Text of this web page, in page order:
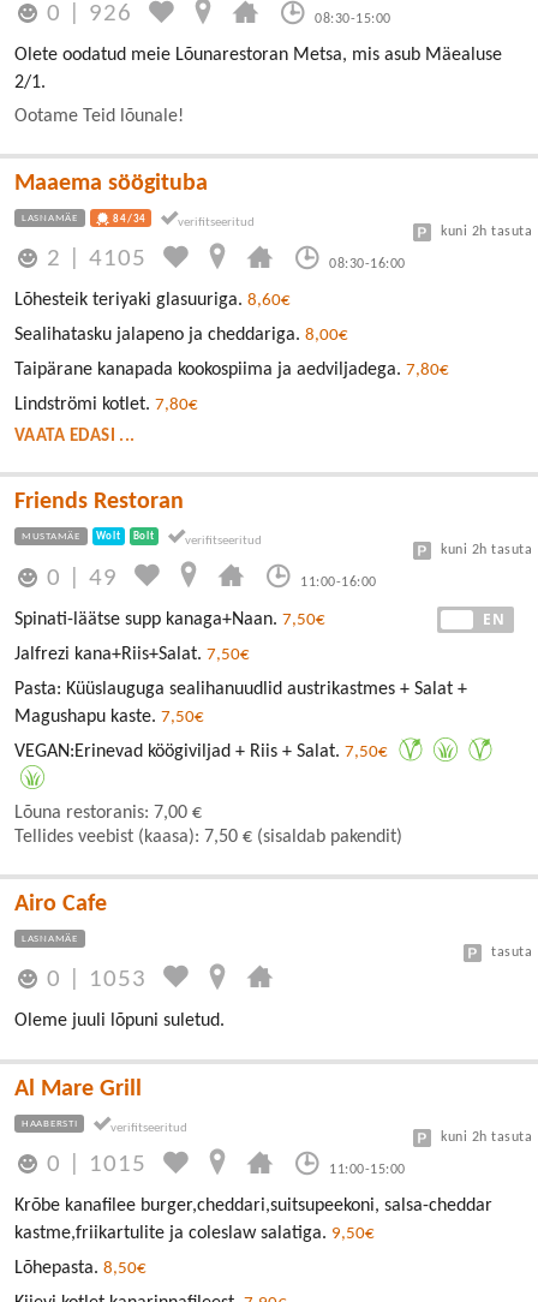
0 926 08:30-15:00
Olete oodatud meie Lõunarestoran Metsa, mis asub Mäealuse
2/1.
Ootame Teid lõunale!
Maaema söögituba
LASNAMÄE 84/34
2 |4105 08:30-16:00
kuni 2h tasuta
Lõhesteik teriyaki glasuuriga. 8,60€
Sealihatasku jalapeno ja cheddariga. 8,00€
Taipärane kanapada kookospiima ja aedviljadega. 7,80€
Lindströmi kotlet. 7,80€
VAATA EDASI ...
Friends Restoran
MUSTAMÄE Wolt Bolt
0 |49 11:00-16:00
kuni 2h tasuta
EN
Spinati-läätse supp kanaga+Naan. 7,50€
Jalfrezi kana+Riis+Salat. 7,50€
Pasta: Küüslauguga sealihanuudlid austrikastmes + Salat +
Magushapu kaste. 7,50€
VEGAN:Erinevad köögiviljad + Riis + Salat. 7,50€
Lõuna restoranis: 7,00 €
Tellides veebist (kaasa): 7,50 € (sisaldab pakendit)
Airo Cafe
LASNAMÄE
0 1053
tasuta
Oleme juuli lõpuni suletud.
Al Mare Grill
HAABERSTI
0 1015 11:00-15:00
kuni 2h tasuta
Krõbe kanafilee burger,cheddari,suitsupeekoni, salsa-cheddar
kastme,friikartulite ja coleslaw salatiga. 9,50€
Lõhepasta. 8,50€